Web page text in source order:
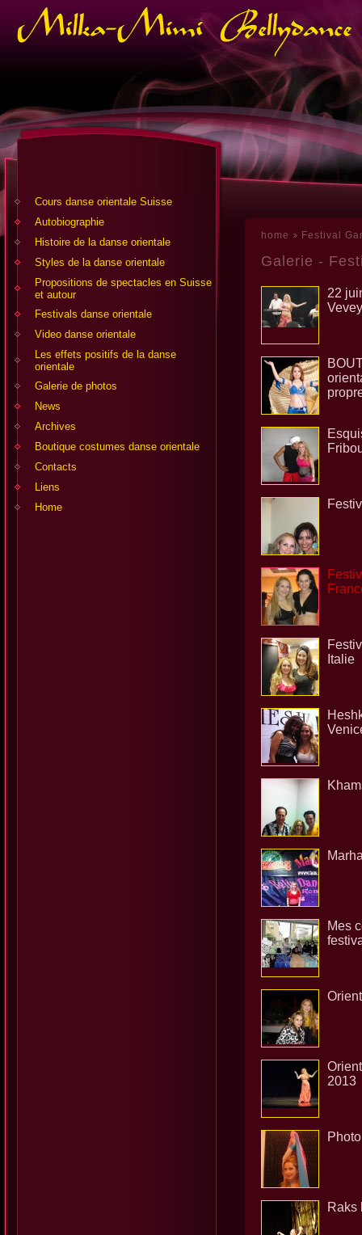
Cours danse orientale Suisse
Аutobiographie
Histoire de la danse orientale
Styles de la danse orientale
Propositions de spectacles en Suisse
et autour
Festivals danse orientale
Video danse orientale
Les effets positifs de la danse
orientale
Galerie de photos
News
Archives
Boutique costumes danse orientale
Contacts
Liens
Home
home Festival
Galerie -
22
Vevey
Italie
Mes
2013
Raks